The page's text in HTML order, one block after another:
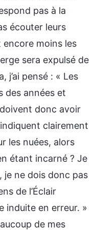
pas à la
écouter leurs
encore moins les
sera expulsé de
j’ai pensé : « Les
des années et
donc avoir
clairement
les nuées, alors
étant incarné ? Je
je ne dois donc pas
de l’Éclair
induite en erreur. »
de mes